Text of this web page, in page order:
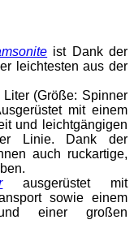
ist Dank der
leichtesten aus der
(Größe: Spinner
mit einem
und leichtgängigen
Linie. Dank der
auch ruckartige,
ausgerüstet mit
sowie einem
einer großen